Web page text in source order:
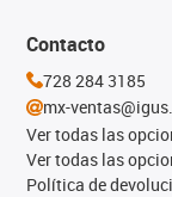
Contacto
728 284 3185
mx-
Ver todas las
Ver todas las
Política de